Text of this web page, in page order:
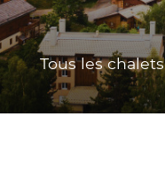
Tous les chalets